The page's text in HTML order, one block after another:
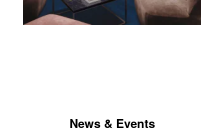
News & Events